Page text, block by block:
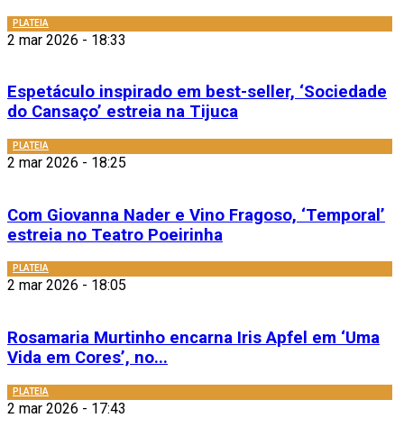
PLATEIA
2 mar 2026 - 18:33
Espetáculo inspirado em best-seller, ‘Sociedade
do Cansaço’ estreia na Tijuca
PLATEIA
2 mar 2026 - 18:25
Com Giovanna Nader e Vino Fragoso, ‘Temporal’
estreia no Teatro Poeirinha
PLATEIA
2 mar 2026 - 18:05
Rosamaria Murtinho encarna Iris Apfel em ‘Uma
Vida em Cores’, no...
PLATEIA
2 mar 2026 - 17:43